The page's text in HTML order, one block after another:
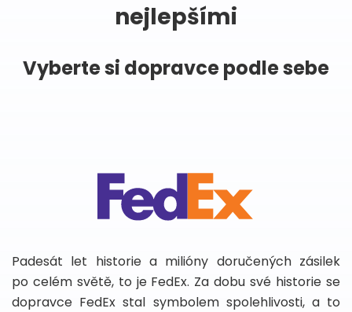
nejlepšími
Vyberte si dopravce podle sebe
Padesát let historie a milióny doručených zásilek
po celém světě, to je FedEx. Za dobu své historie se
dopravce FedEx stal symbolem spolehlivosti, a to